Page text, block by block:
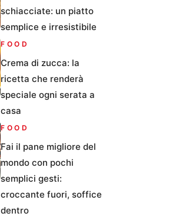
schiacciate: un piatto
semplice e irresistibile
FOOD
Crema di zucca: la
ricetta che renderà
speciale ogni serata a
casa
FOOD
Fai il pane migliore del
mondo con pochi
semplici gesti:
croccante fuori, soffice
dentro